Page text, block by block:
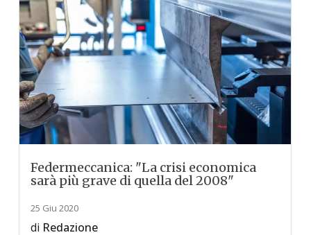
Federmeccanica: "La crisi economica
sarà più grave di quella del 2008"
25 Giu 2020
di Redazione